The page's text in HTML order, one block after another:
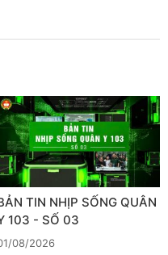
TIN NHỊP SỐNG QUÂN
103 - SỐ 03
08/2026